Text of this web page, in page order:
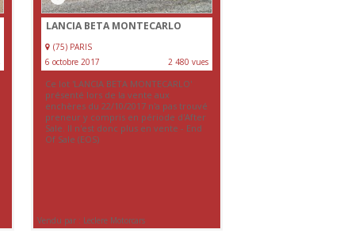
LANCIA BETA MONTECARLO
(75) PARIS
6 octobre 2017
2 480 vues
Ce lot 'LANCIA BETA MONTECARLO'
présenté lors de la vente aux
enchères du 22/10/2017 n'a pas trouvé
preneur y compris en période d'After
Sale. Il n'est donc plus en vente - End
Of Sale (EOS)
Vendu par : Leclere Motorcars